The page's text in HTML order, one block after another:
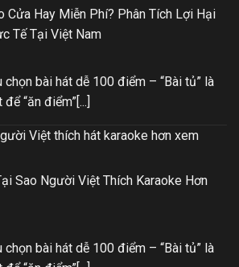
Cửa Hay Miễn Phí? Phân Tích Lợi Hại
Tế Tại Việt Nam
bài hát dễ 100 điểm – “Bài tủ” là
“ăn điểm”[...]
Sao Người Việt Thích Karaoke Hơn
bài hát dễ 100 điểm – “Bài tủ” là